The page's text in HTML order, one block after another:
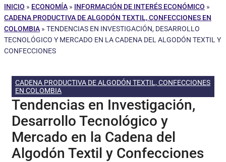
INICIO » ECONOMÍA » INFORMACIÓN DE INTERÉS ECONÓMICO »
CADENA PRODUCTIVA DE ALGODÓN TEXTIL, CONFECCIONES EN
COLOMBIA » TENDENCIAS EN INVESTIGACIÓN, DESARROLLO
TECNOLÓGICO Y MERCADO EN LA CADENA DEL ALGODÓN TEXTIL Y
CONFECCIONES
CADENA PRODUCTIVA DE ALGODÓN TEXTIL, CONFECCIONES
EN COLOMBIA
Tendencias en Investigación,
Desarrollo Tecnológico y
Mercado en la Cadena del
Algodón Textil y Confecciones